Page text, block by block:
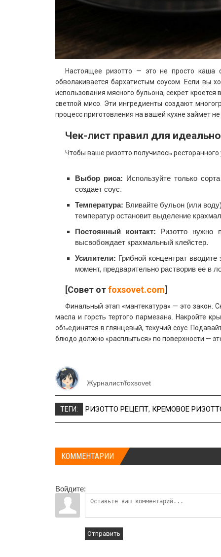
Настоящее ризотто — это не просто
обволакивается бархатистым соусом. Если вы
использования мясного бульона, секрет
светлой мисо. Эти ингредиенты создают
процесс приготовления на вашей кухне займет
Чек-лист правил для
Чтобы ваше ризотто получилось
Выбор риса: Используйте только
создает соус.
Температура: Вливайте бульон (или
температур остановит выделение
Постоянный контакт: Ризотто нужно
высвобождает крахмальный клейстер.
Усилители: Грибной концентрат
момент, предварительно растворив ее в
[Совет отfoxsovet.com]
Финальный этап «мантекатура» — это закон.
масла и горсть тертого пармезана. Накройте
объединятся в глянцевый, текучий соус.
блюдо должно «расплыться» по поверхности —
Журналист/foxsovet
ТЕГИ: РИЗОТТО РЕЦЕПТ, КРЕМОВОЕ
КОММЕНТАРИИ
Войдите:
Отправить